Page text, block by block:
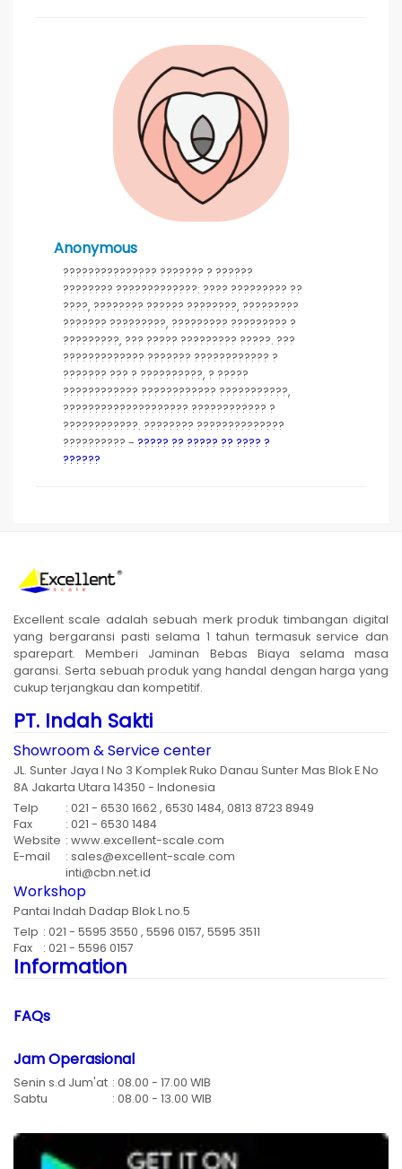
Anonymous
??????????????? ??????? ? ??????
???????? ?????????????: ???? ????????? ??
????, ???????? ?????? ????????, ?????????
??????? ?????????, ????????? ????????? ?
?????????, ??? ????? ????????? ?????. ???
????????????? ??????? ???????????? ?
??????? ??? ? ??????????, ? ?????
???????????? ???????????? ???????????,
???????????????????? ???????????? ?
????????????. ???????? ??????????????
?????????? - ????? ?? ????? ?? ???? ?
??????
Excellent scale adalah sebuah merk produk timbangan digital
yang bergaransi pasti selama 1 tahun termasuk service dan
sparepart. Memberi Jaminan Bebas Biaya selama masa
garansi. Serta sebuah produk yang handal dengan harga yang
cukup terjangkau dan kompetitif.
PT. Indah Sakti
Showroom & Service center
JL. Sunter Jaya I No 3 Komplek Ruko Danau Sunter Mas Blok E No
8A Jakarta Utara 14350 - Indonesia
Telp
: 021 - 6530 1662 , 6530 1484, 0813 8723 8949
Fax
: 021 - 6530 1484
Website : www.excellent-scale.com
E-mail
: sales@excellent-scale.com
inti@cbn.net.id
Workshop
Pantai Indah Dadap Blok L no.5
Telp : 021 - 5595 3550 , 5596 0157, 5595 3511
Fax
: 021 - 5596 0157
Information
FAQs
Jam Operasional
Senin s.d Jum'at : 08.00 - 17.00 WIB
Sabtu
: 08.00 - 13.00 WIB